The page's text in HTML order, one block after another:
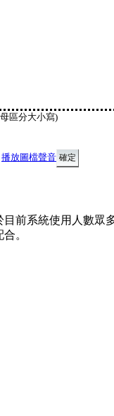
區分大小寫)
播放圖檔聲音
前系統使用人數眾
。